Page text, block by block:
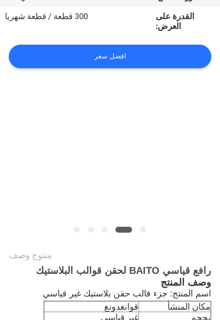
اقتباس
القدرة على
العرض:
300 قطعة / قطعة شهريا
افضل سعر
منتوج وصف
رافع قياسي BAITO لحقن قوالب البلاستيك
وصف المنتج
اسم المنتج: جزء قالب حقن بلاستيك غير قياسي
مكان المنشأ
قوانغدونغ
بحجم
غير قياسي